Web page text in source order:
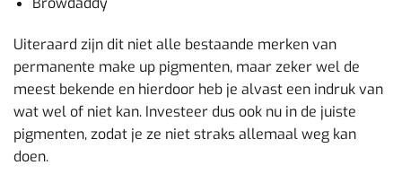
Uiteraard zijn dit niet alle bestaande merken van
permanente make up pigmenten, maar zeker wel de
meest bekende en hierdoor heb je alvast een indruk van
wat wel of niet kan. Investeer dus ook nu in de juiste
pigmenten, zodat je ze niet straks allemaal weg kan
doen.